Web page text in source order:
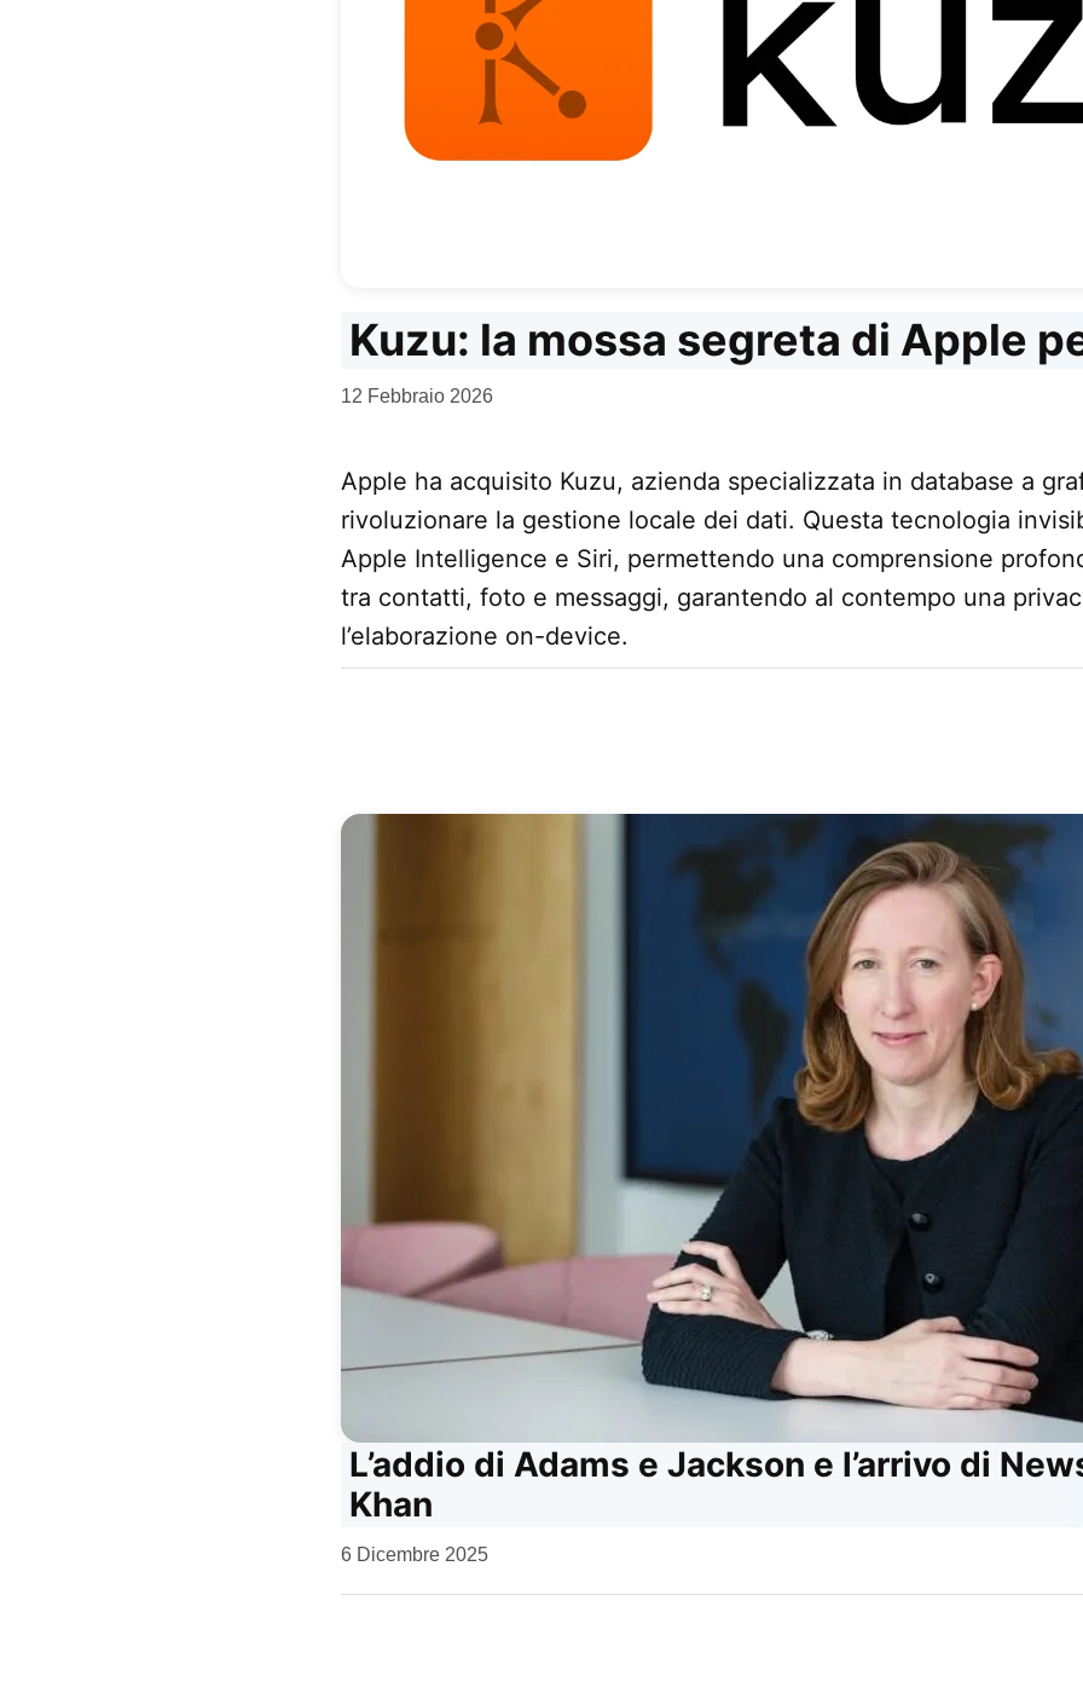
Kuzu: la mossa segreta di Apple
da
12 Febbraio 2026
Apple ha acquisito Kuzu, azienda specializzata in database a
rivoluzionare la gestione locale dei dati. Questa tecnologia
Apple Intelligence e Siri, permettendo una comprensione
tra contatti, foto e messaggi, garantendo al contempo una
l’elaborazione on-device.
L’addio di Adams e Jackson e l’arrivo di
Khan
da
6 Dicembre 2025